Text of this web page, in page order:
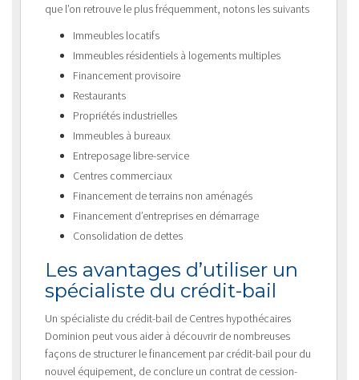
que l’on retrouve le plus fréquemment, notons les suivants
Immeubles locatifs
Immeubles résidentiels à logements multiples
Financement provisoire
Restaurants
Propriétés industrielles
Immeubles à bureaux
Entreposage libre-service
Centres commerciaux
Financement de terrains non aménagés
Financement d’entreprises en démarrage
Consolidation de dettes
Les avantages d’utiliser un
spécialiste du crédit-bail
Un spécialiste du crédit-bail de Centres hypothécaires
Dominion peut vous aider à découvrir de nombreuses
façons de structurer le financement par crédit-bail pour du
nouvel équipement, de conclure un contrat de cession-